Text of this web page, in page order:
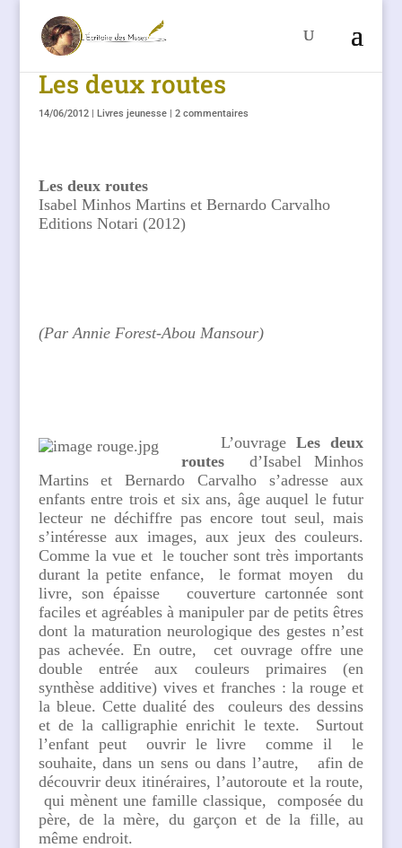
Les deux routes
14/06/2012| Livres jeunesse| 2 commentaires
Les deux routes
Isabel Minhos Martins et Bernardo Carvalho
Editions Notari (2012)
(Par Annie Forest-Abou Mansour)
L’ouvrageLes deux
routes
d’Isabel Minhos
Martins et Bernardo Carvalho s’adresse aux
enfants entre trois et six ans, âge auquel le futur
lecteur ne déchiffre pas encore tout seul, mais
s’intéresse aux images, aux jeux des couleurs.
Comme la vue et le toucher sont très importants
durant la petite enfance, le format moyen du
livre, son épaisse couverture cartonnée sont
faciles et agréables à manipuler par de petits êtres
dont la maturation neurologique des gestes n’est
pas achevée. En outre, cet ouvrage offre une
double entrée aux couleurs primaires (en
synthèse additive) vives et franches : la rouge et
la bleue. Cette dualité des couleurs des dessins
et de la calligraphie enrichit le texte. Surtout
l’enfant peut ouvrir le livre comme il le
souhaite, dans un sens ou dans l’autre, afin de
découvrir deux itinéraires, l’autoroute et la route,
qui mènent une famille classique, composée du
père, de la mère, du garçon et de la fille, au
même endroit.